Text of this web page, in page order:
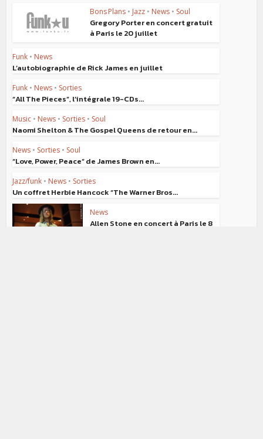
Bons Plans • Jazz • News • Soul
Gregory Porter en concert gratuit
à Paris le 20 juillet
Funk • News
L’autobiographie de Rick James en juillet
Funk • News • Sorties
“All The Pieces”, l’intégrale 19-CDs...
Music • News • Sorties • Soul
Naomi Shelton & The Gospel Queens de retour en...
News • Sorties • Soul
“Love, Power, Peace” de James Brown en...
Jazz/funk • News • Sorties
Un coffret Herbie Hancock “The Warner Bros...
News
Allen Stone en concert à Paris le 8